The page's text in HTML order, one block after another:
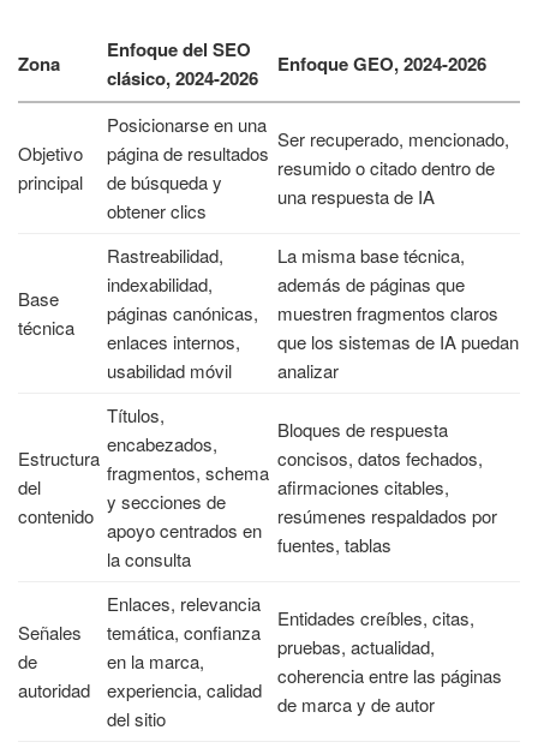
Zona
Enfoque del SEO
clásico, 2024-2026
Enfoque GEO, 2024-2026
Objetivo
principal
Posicionarse en una
página de resultados
de búsqueda y
obtener clics
Ser recuperado, mencionado,
resumido o citado dentro de
una respuesta de IA
Base
técnica
Rastreabilidad,
indexabilidad,
páginas canónicas,
enlaces internos,
usabilidad móvil
La misma base técnica,
además de páginas que
muestren fragmentos claros
que los sistemas de IA puedan
analizar
Estructura
del
contenido
Títulos,
encabezados,
fragmentos, schema
y secciones de
apoyo centrados en
la consulta
Bloques de respuesta
concisos, datos fechados,
afirmaciones citables,
resúmenes respaldados por
fuentes, tablas
Señales
de
autoridad
Enlaces, relevancia
temática, confianza
en la marca,
experiencia, calidad
del sitio
Entidades creíbles, citas,
pruebas, actualidad,
coherencia entre las páginas
de marca y de autor